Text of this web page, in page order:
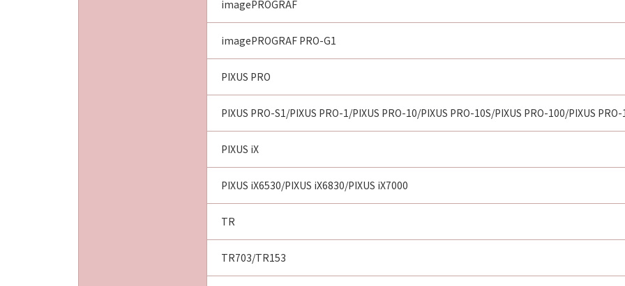
imagePROGRAF
imagePROGRAF PRO-G1
PIXUS PRO
PIXUS PRO-S1/PIXUS PRO-1/PIXUS PRO-10/PIXUS PRO-10S/PIXUS PRO-100/PIXUS
PIXUS iX
PIXUS iX6530/PIXUS iX6830/PIXUS iX7000
TR
TR703/TR153